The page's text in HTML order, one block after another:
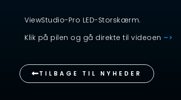
ViewStudio-Pro LED-Storskærm.
Klik på pilen og gå direkte til videoen –>
TILBAGE TIL NYHEDER